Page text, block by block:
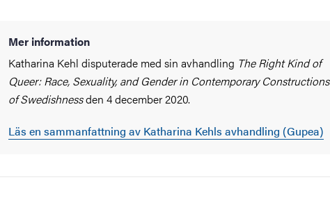
Mer information
Katharina Kehl disputerade med sin avhandling The Right Kind of
Queer: Race, Sexuality, and Gender in Contemporary Constructions
of Swedishnessden 4 december 2020.
Läs en sammanfattning av Katharina Kehls avhandling (Gupea)